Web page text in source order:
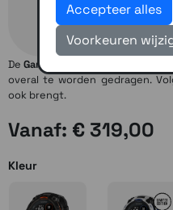
DeGarmin Instinct 3
is de
overal te worden gedragen.
ook brengt.
Vanaf: € 319,00
Kleur
Accepteer alles
Voorkeuren